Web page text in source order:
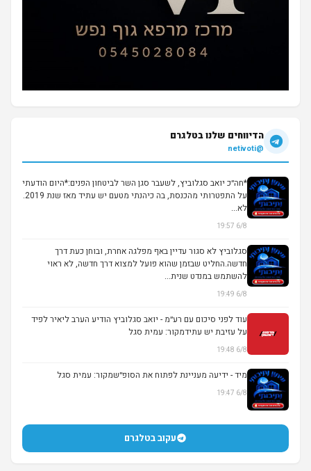
הדיווחים שלנו בטלגרם
@netivoti
*חה״כ יואב סגלוביץ, לשעבר סגן השר לביטחון הפנים:*היום הודעתי
על התפטרותי מהכנסת, בה כיהנתי מטעם יש עתיד מאז שנת 2019.
לא...
6/8 19:57
סגלוביץ לא סגור עדיין באף מפלגה אחרת, ובוחן כעת דרך
חדשה.החליט שבזמן שהוא פועל למצוא דרך חדשה, לא ראוי
להשתמש במנדט שנית...
6/8 19:49
עוד לפני סיכום עם רע״מ - יואב סגלוביץ הודיע הערב ליאיר לפיד
על עזיבת יש עתידמקור: עמית סגל
6/8 19:48
מיד - ידיעה מעניינת לפתוח את הסופ״שמקור: עמית סגל
6/8 19:47
עקוב בטלגרם